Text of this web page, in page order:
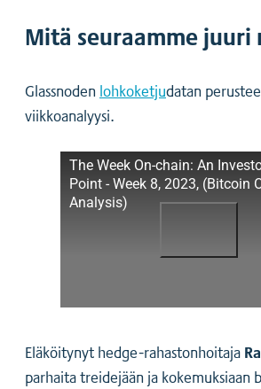
Mitä seuraamme juuri
Glassnoden lohkoketjudatan
viikkoanalyysi.
The Week On-chain: An
Point - Week 8, 2023, (Bitcoin
Analysis)
Eläköitynyt hedge-rahastonhoitaja
parhaita treidejään ja kokemuksiaan